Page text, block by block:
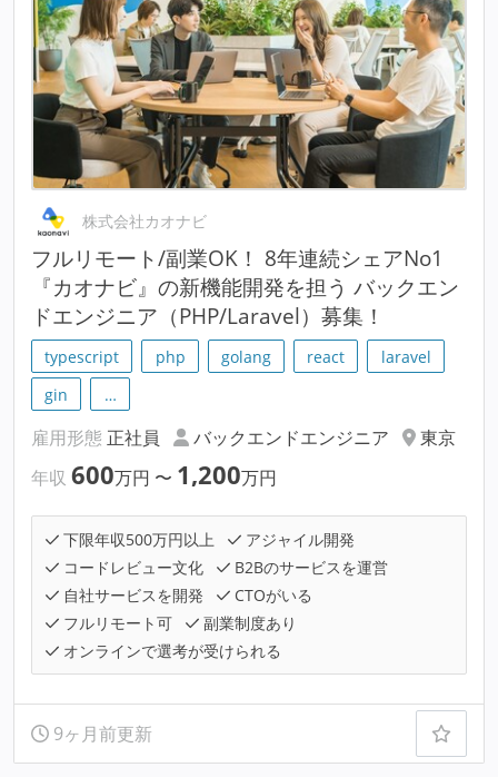
株式会社カオナビ
フルリモート/副業OK！ 8年連続シェアNo1
『カオナビ』の新機能開発を担う バックエン
ドエンジニア（PHP/Laravel）募集！
typescript php golang react
laravel
gin
…
雇用形態 正社員 バックエンドエンジニア
東京
年収 600万円 〜 1,200万円
下限年収500万円以上
アジャイル開発
コードレビュー文化
B2Bのサービスを運営
自社サービスを開発
CTOがいる
フルリモート可
副業制度あり
オンラインで選考が受けられる
9ヶ月前更新